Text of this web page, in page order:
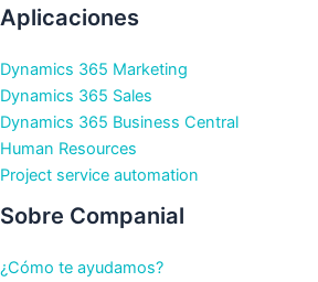
Aplicaciones
Dynamics 365 Marketing
Dynamics 365 Sales
Dynamics 365 Business Central
Human Resources
Project service automation
Sobre Companial
¿Cómo te ayudamos?